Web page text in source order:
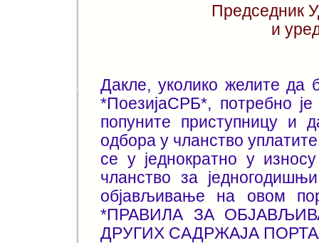
Председник
и
Дакле, уколико желите да
*ПоезијаСРБ*, потребно
попуните приступницу и
одбора у чланство
се у једнократно у
чланство за
објављивање на овом
*ПРАВИЛА ЗА
ДРУГИХ САДРЖАЈА